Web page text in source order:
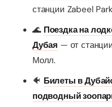
станции Zabeel
🌊 Поездка на
Дубая — от
Молл.
🐠 Билеты в
подводный